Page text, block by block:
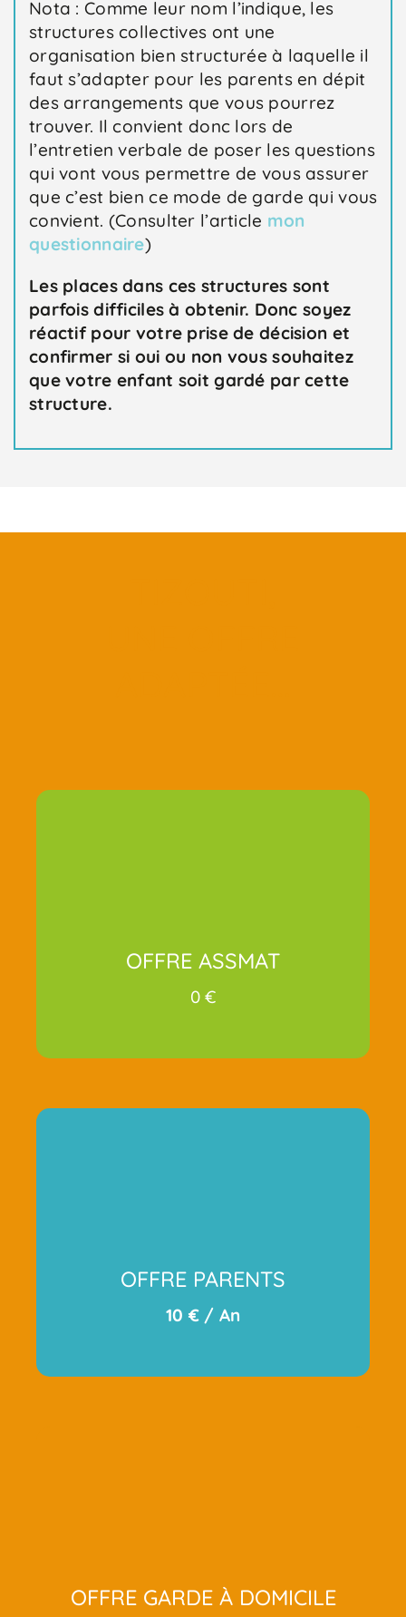
Nota : Comme leur nom l’indique, les
structures collectives ont une
organisation bien structurée à laquelle il
faut s’adapter pour les parents en dépit
des arrangements que vous pourrez
trouver. Il convient donc lors de
l’entretien verbale de poser les questions
qui vont vous permettre de vous assurer
que c’est bien ce mode de garde qui vous
convient. (Consulter l’article mon
questionnaire)
Les places dans ces structures sont
parfois difficiles à obtenir. Donc soyez
réactif pour votre prise de décision et
confirmer si oui ou non vous souhaitez
que votre enfant soit gardé par cette
structure.
OFFRE ASSMAT
0 €
OFFRE PARENTS
10 € / An
OFFRE GARDE À DOMICILE